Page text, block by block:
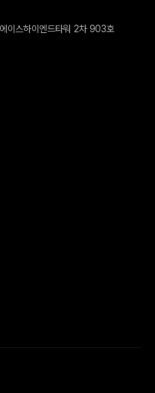
이스하이엔드타워 2차 903호